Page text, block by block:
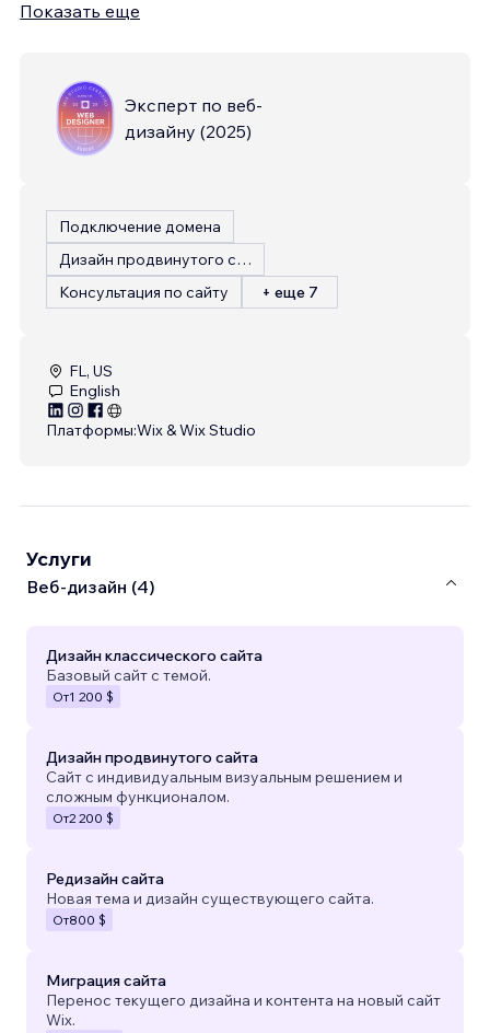
Показать еще
Эксперт по веб-
дизайну (2025)
Подключение домена
Дизайн продвинутого сайта
Консультация по сайту
+ еще 7
FL, US
English
Платформы:Wix & Wix Studio
Услуги
Веб-дизайн (4)
Дизайн классического сайта
Базовый сайт с темой.
От1 200 $
Дизайн продвинутого сайта
Сайт с индивидуальным визуальным решением и
сложным функционалом.
От2 200 $
Редизайн сайта
Новая тема и дизайн существующего сайта.
От800 $
Миграция сайта
Перенос текущего дизайна и контента на новый сайт
Wix.